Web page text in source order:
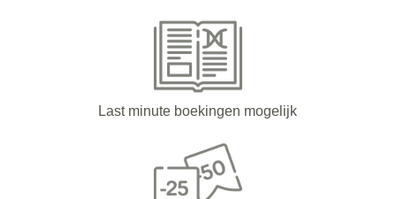
Last minute boekingen mogelijk